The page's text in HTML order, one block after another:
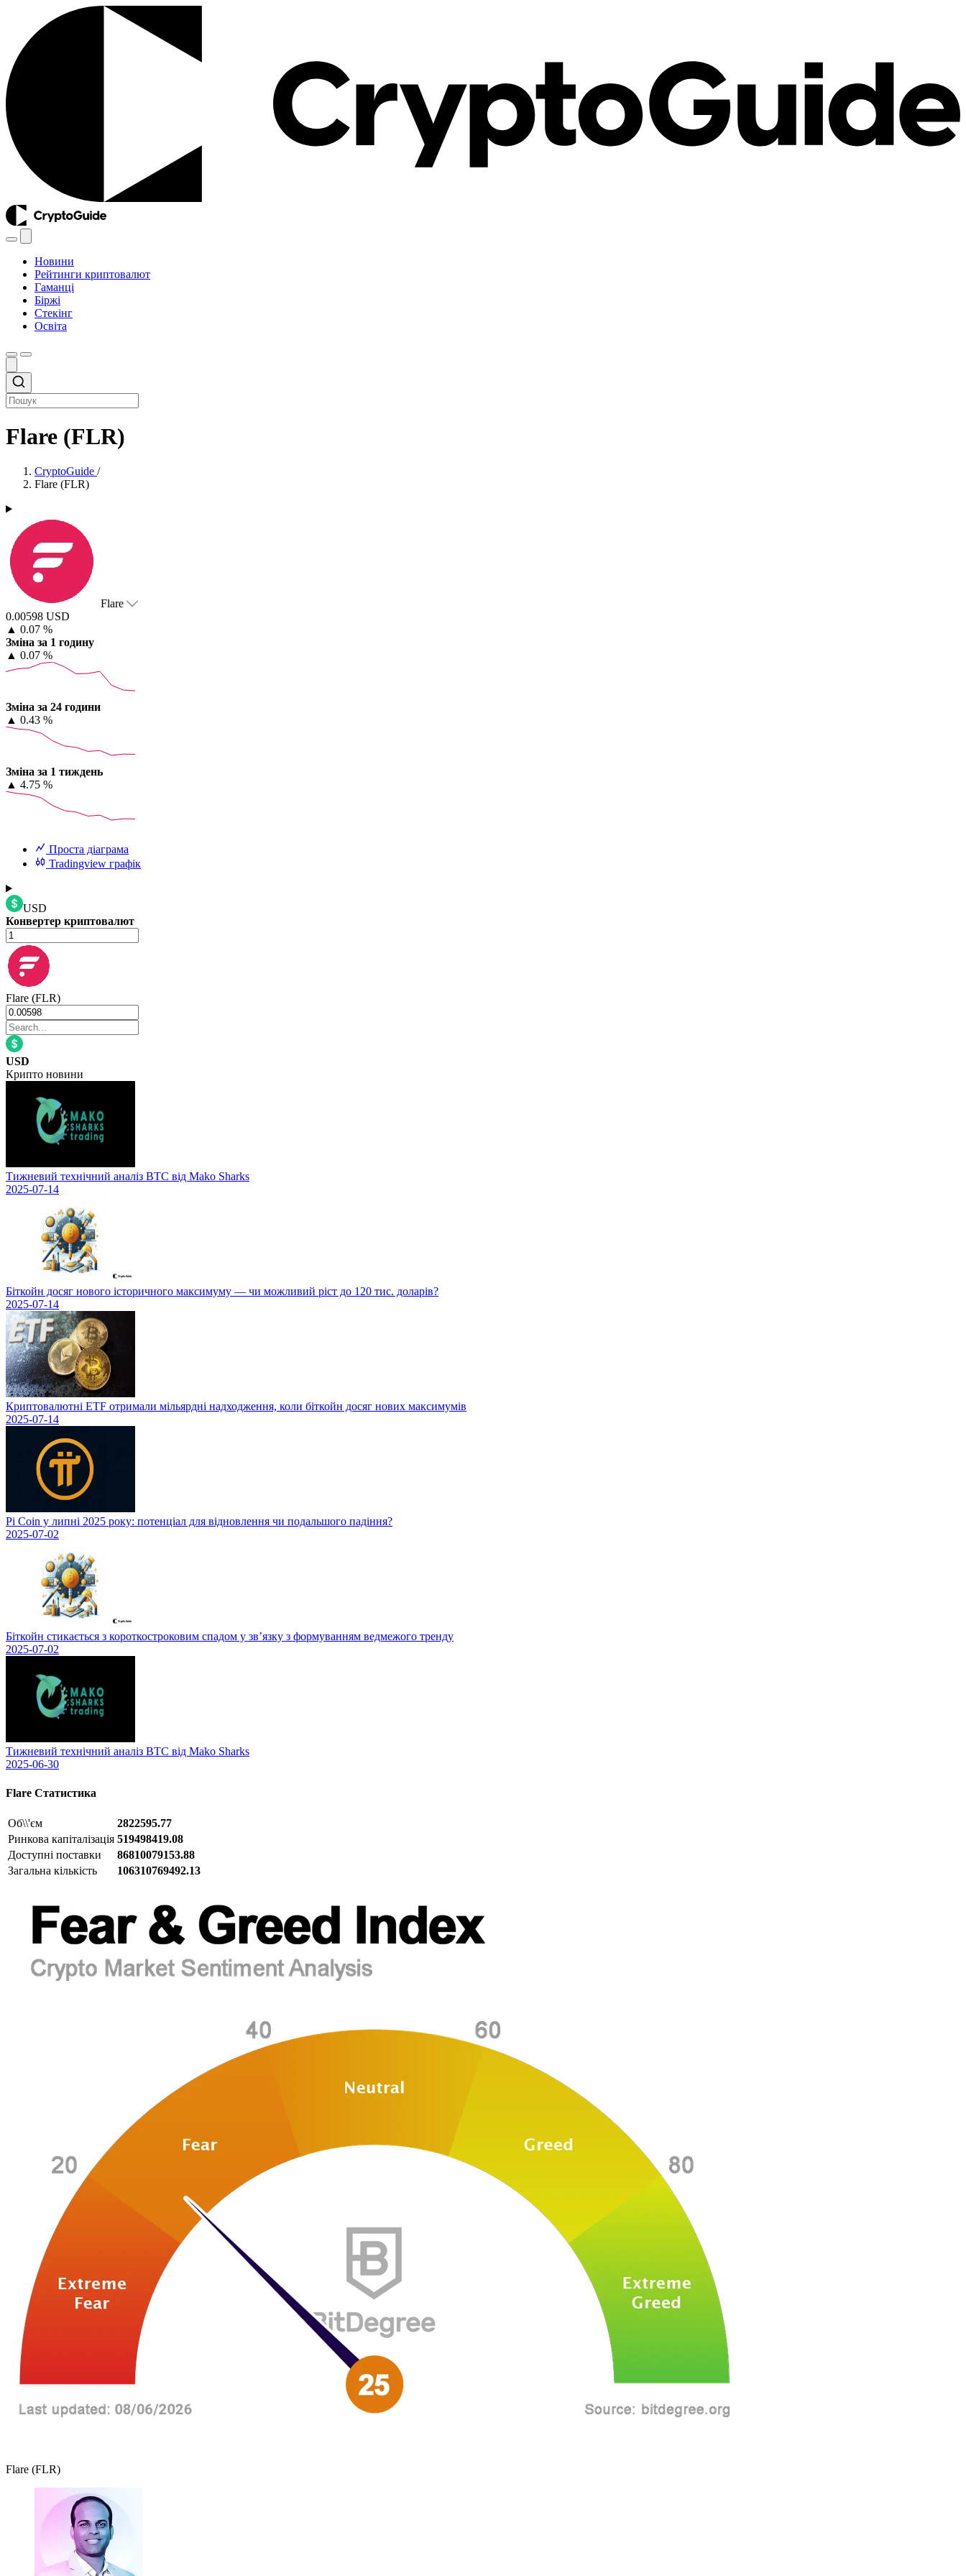
Новини
Рейтинги криптовалют
Гаманці
Біржі
Стекінг
Освіта
Flare (FLR)
CryptoGuide /
Flare (FLR)
Flare
0.00598 USD
▲ 0.07 %
Зміна за 1 годину
▲ 0.07 %
Зміна за 24 години
▲ 0.43 %
Зміна за 1 тиждень
▲ 4.75 %
Проста діаграма
Tradingview графік
USD
Конвертер криптовалют
Flare (FLR)
USD
Крипто новини
Тижневий технічний аналіз BTC від Mako Sharks
2025-07-14
Біткойн досяг нового історичного максимуму — чи можливий ріст до 120 тис. доларів?
2025-07-14
Криптовалютні ETF отримали мільярдні надходження, коли біткойн досяг нових максимумів
2025-07-14
Pi Coin у липні 2025 року: потенціал для відновлення чи подальшого падіння?
2025-07-02
Біткойн стикається з короткостроковим спадом у зв’язку з формуванням ведмежого тренду
2025-07-02
Тижневий технічний аналіз BTC від Mako Sharks
2025-06-30
Flare Статистика
Об\\'єм
2822595.77
Ринкова капіталізація 519498419.08
Доступні поставки
86810079153.88
Загальна кількість
106310769492.13
Flare (FLR)